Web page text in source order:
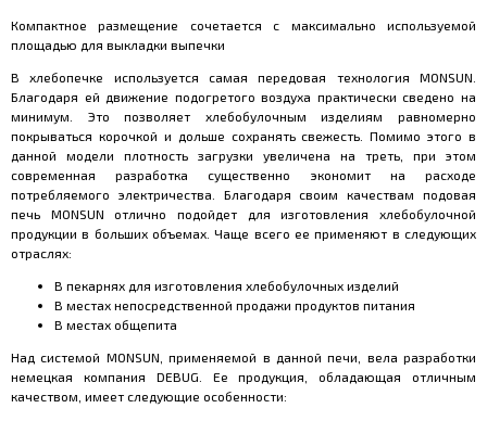
Компактное размещение сочетается с максимально используемой
площадью для выкладки выпечки
Вхлебопечке используется самая передовая технологияMONSUN
Благодаря ей движение подогретого воздуха практически сведено на
минимум. Это позволяет хлебобулочным изделиям равномерно
покрываться корочкой и дольше сохранять свежесть. Помимо этого в
данной модели плотность загрузки увеличена на треть, при этом
современная разработка существенно экономит на расходе
потребляемого электричества. Благодаря своим качествам подовая
печь MONSUN отлично подойдет для изготовления хлебобулочной
продукции в больших объемах. Чаще всего ее применяют в следующих
отраслях:
В пекарнях для изготовления хлебобулочных изделий
В местах непосредственной продажи продуктов питания
В местах общепита
Над системой MONSUN , применяемой в данной печи, вела разработки
немецкая компания DEBUG . Ее продукция, обладающая отличным
качеством, имеет следующие особенности: